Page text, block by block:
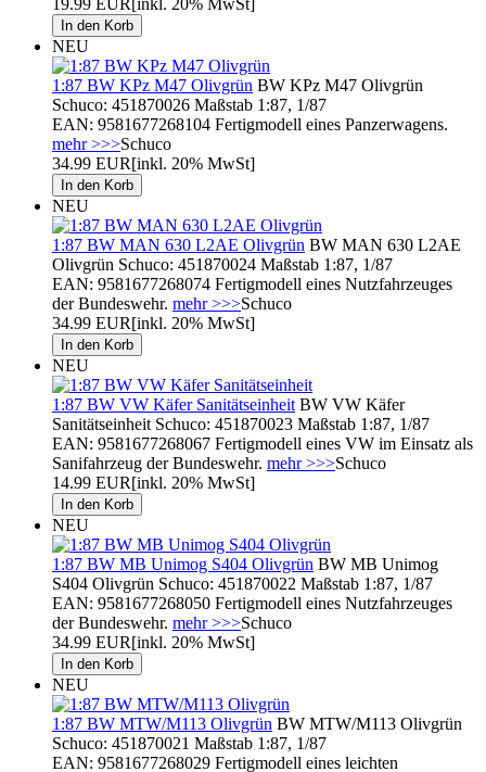
NEU
1:87 BW KPz M47 Olivgrün BW KPz M47 Olivgrün
Schuco: 451870026 Maßstab 1:87, 1/87
EAN: 9581677268104 Fertigmodell eines Panzerwagens.
mehr >>>Schuco
34.99 EUR[inkl. 20% MwSt]
NEU
1:87 BW MAN 630 L2AE Olivgrün BW MAN 630 L2AE
Olivgrün Schuco: 451870024 Maßstab 1:87, 1/87
EAN: 9581677268074 Fertigmodell eines Nutzfahrzeuges
der Bundeswehr. mehr >>>Schuco
34.99 EUR[inkl. 20% MwSt]
NEU
1:87 BW VW Käfer Sanitätseinheit BW VW Käfer
Sanitätseinheit Schuco: 451870023 Maßstab 1:87, 1/87
EAN: 9581677268067 Fertigmodell eines VW im Einsatz als
Sanifahrzeug der Bundeswehr. mehr >>>Schuco
14.99 EUR[inkl. 20% MwSt]
NEU
1:87 BW MB Unimog S404 Olivgrün BW MB Unimog
S404 Olivgrün Schuco: 451870022 Maßstab 1:87, 1/87
EAN: 9581677268050 Fertigmodell eines Nutzfahrzeuges
der Bundeswehr. mehr >>>Schuco
34.99 EUR[inkl. 20% MwSt]
NEU
1:87 BW MTW/M113 Olivgrün BW MTW/M113 Olivgrün
Schuco: 451870021 Maßstab 1:87, 1/87
EAN: 9581677268029 Fertigmodell eines leichten